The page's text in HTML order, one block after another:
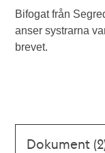
Bifogat från
anser systrarna
brevet.
Dokument